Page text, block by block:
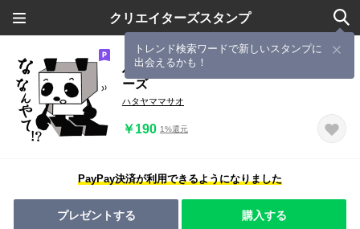
クリエイターズスタンプ
トレンド検索ワードで新しいスタンプに
出会えるかも！
ハコ型パンダのハコちゃんぱんだシリ
ーズ
ハタヤママサオ
￥190 1%還元
PayPay決済が利用できるようになりました
プレゼントする 購入する